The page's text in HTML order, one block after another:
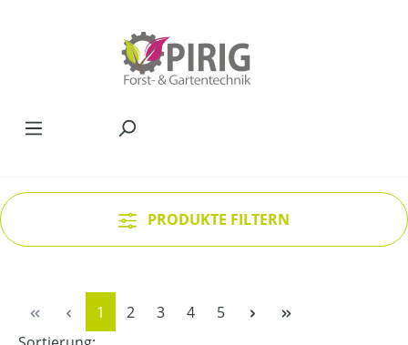
PRODUKTE FILTERN
Seite
1 Seite
2 Seite
3 Seite
4 Seite
5